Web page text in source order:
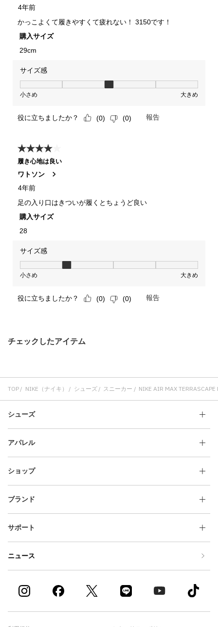
チェックしたアイテム
TOP NIKE（ナイキ） シューズ スニーカー NIKE AIR MAX
シューズ
アパレル
ショップ
ブランド
サポート
ニュース